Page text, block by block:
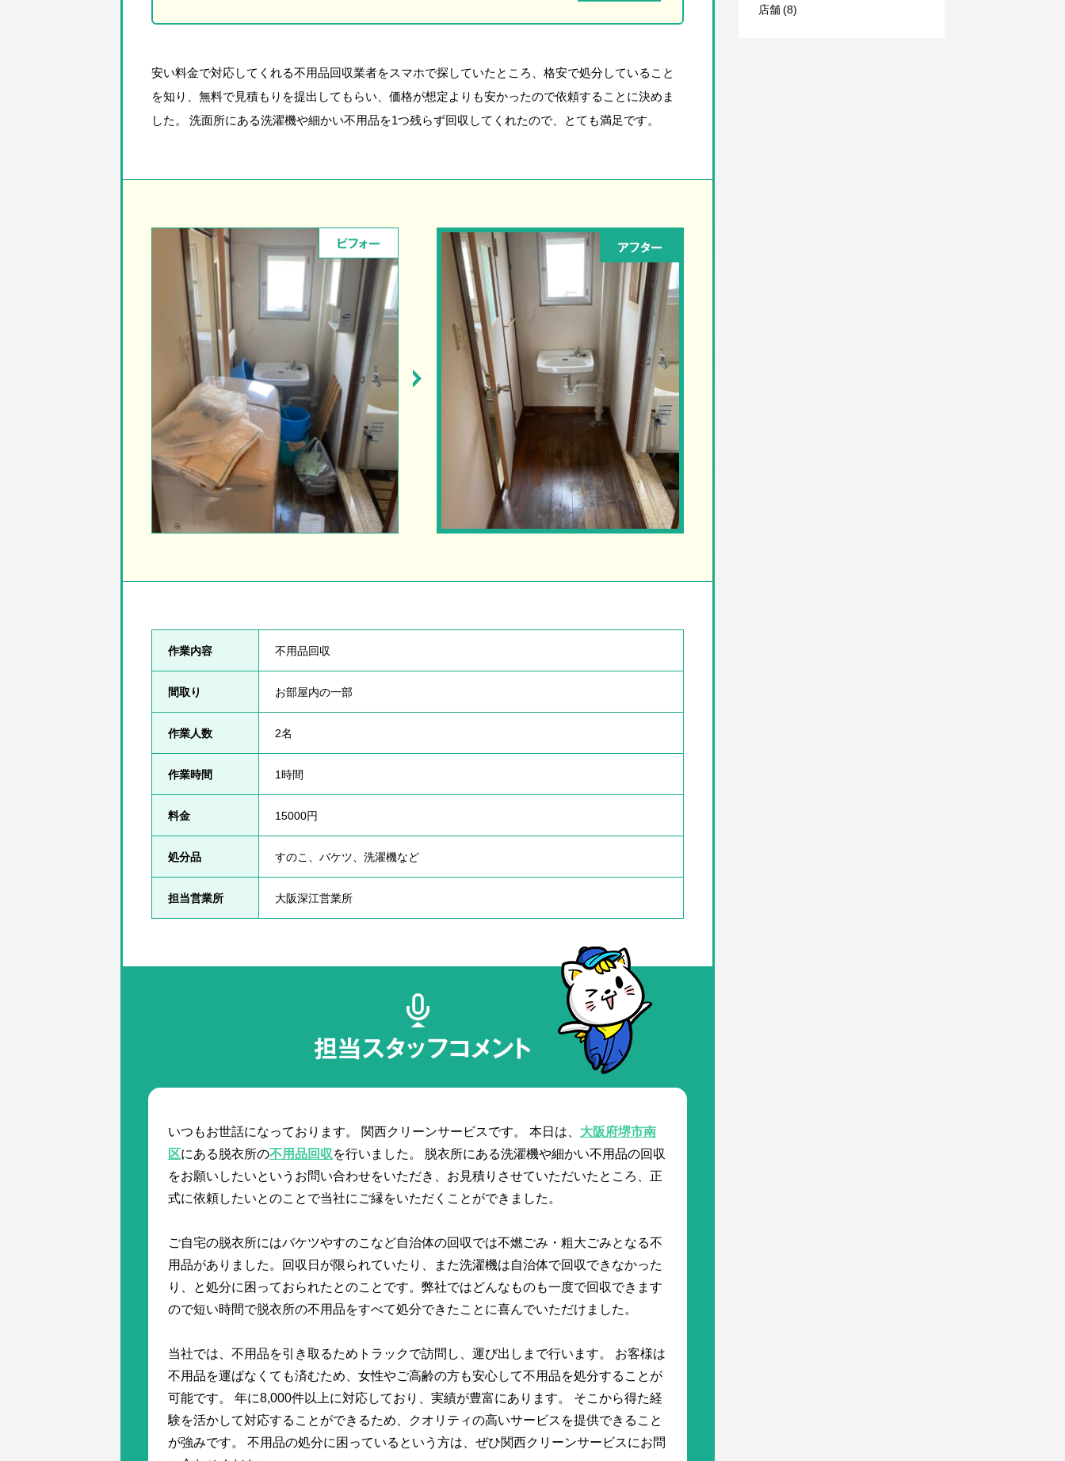
安い料金で対応してくれる不用品回収業者をスマホで探していたところ、格安で処分していること
を知り、無料で見積もりを提出してもらい、価格が想定よりも安かったので依頼することに決めま
した。 洗面所にある洗濯機や細かい不用品を1つ残らず回収してくれたので、とても満足です。
ビフォー アフター
作業内容 不用品回収
間取り お部屋内の一部
作業人数 2名
作業時間 1時間
料金 15000円
処分品 すのこ、バケツ、洗濯機など
担当営業所 大阪深江営業所
担当スタッフコメント
いつもお世話になっております。 関西クリーンサービスです。 本日は、 大阪府堺市南
区にある脱衣所の不用品回収を行いました。 脱衣所にある洗濯機や細かい不用品の回収
をお願いしたいというお問い合わせをいただき、お見積りさせていただいたところ、正
式に依頼したいとのことで当社にご縁をいただくことができました。
ご自宅の脱衣所にはバケツやすのこなど自治体の回収では不燃ごみ・粗大ごみとなる不
用品がありました。回収日が限られていたり、また洗濯機は自治体で回収できなかった
り、と処分に困っておられたとのことです。弊社ではどんなものも一度で回収できます
ので短い時間で脱衣所の不用品をすべて処分できたことに喜んでいただけました。
当社では、不用品を引き取るためトラックで訪問し、運び出しまで行います。 お客様は
不用品を運ばなくても済むため、女性やご高齢の方も安心して不用品を処分することが
可能です。 年に8,000件以上に対応しており、実績が豊富にあります。 そこから得た経
験を活かして対応することができるため、クオリティの高いサービスを提供できること
が強みです。 不用品の処分に困っているという方は、ぜひ関西クリーンサービスにお問
店舗 (8)